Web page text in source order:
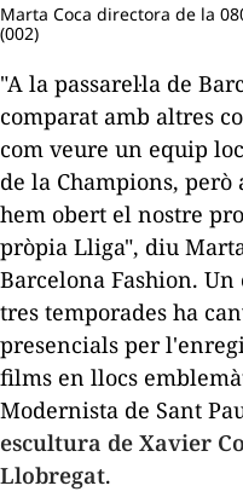
Marta Coca directora de la
(002)
"A la passarel·la de
comparat amb altres
com veure un equip
de la Champions,
hem obert el nostre
pròpia Lliga", diu
Barcelona Fashion.
tres temporades ha
presencials per
films en llocs
Modernista de Sant
escultura de Xavier
Llobregat.